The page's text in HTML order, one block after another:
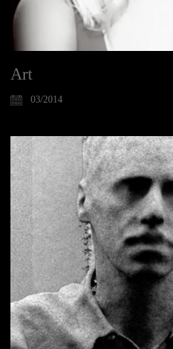
Art
03/2014